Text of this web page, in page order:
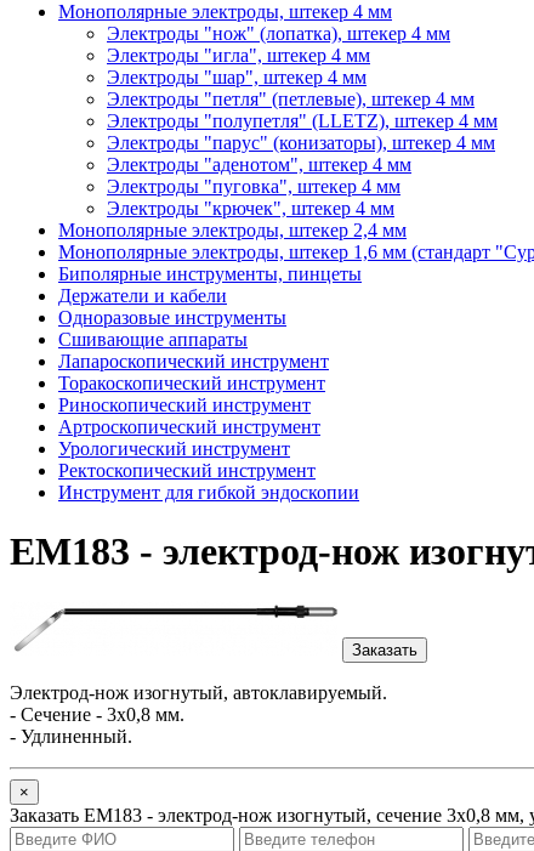
Монополярные электроды, штекер 4 мм
Электроды "нож" (лопатка), штекер 4 мм
Электроды "игла", штекер 4 мм
Электроды "шар", штекер 4 мм
Электроды "петля" (петлевые), штекер 4 мм
Электроды "полупетля" (LLETZ), штекер 4 мм
Электроды "парус" (конизаторы), штекер 4 мм
Электроды "аденотом", штекер 4 мм
Электроды "пуговка", штекер 4 мм
Электроды "крючек", штекер 4 мм
Монополярные электроды, штекер 2,4 мм
Монополярные электроды, штекер 1,6 мм (стандарт
Биполярные инструменты, пинцеты
Держатели и кабели
Одноразовые инструменты
Сшивающие аппараты
Лапароскопический инструмент
Торакоскопический инструмент
Риноскопический инструмент
Артроскопический инструмент
Урологический инструмент
Ректоскопический инструмент
Инструмент для гибкой эндоскопии
ЕМ183 - электрод-нож
Заказать
Электрод-нож изогнутый, автоклавируемый.
- Сечение - 3х0,8 мм.
- Удлиненный.
×
Заказать ЕМ183 - электрод-нож изогнутый, сечение 3х0,8